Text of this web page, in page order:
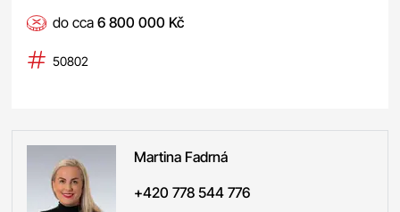
Martina Fadrná
+420 778 544 776
do cca6 800 000 Kč
50802